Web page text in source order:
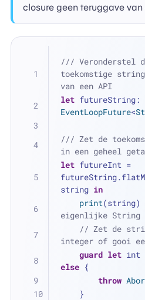
closure geen teruggave van
/// Veronderstel
toekomstige
van een API
let
EventLoopFuture<
/// Zet de
in een geheel
let futureInt =
string in
print(string)
eigenlijke String
// Zet de
integer of gooi
guard let int
else {
throw
    }